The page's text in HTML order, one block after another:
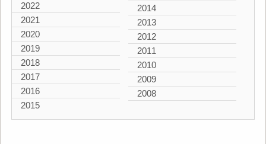
2022
2021
2020
2019
2018
2017
2016
2015
2014
2013
2012
2011
2010
2009
2008